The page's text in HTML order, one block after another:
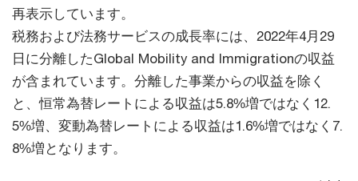
再表示しています。
税務および法務サービスの成長率には、2022年4月29
日に分離したGlobal Mobility and Immigrationの収益
が含まれています。分離した事業からの収益を除く
と、恒常為替レートによる収益は5.8%増ではなく12.
5%増、変動為替レートによる収益は1.6%増ではなく7.
8%増となります。